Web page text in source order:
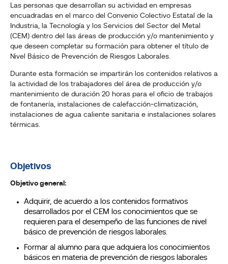
Las personas que desarrollan su actividad en empresas
encuadradas en el marco del Convenio Colectivo Estatal de la
Industria, la Tecnología y los Servicios del Sector del Metal
(CEM) dentro del las áreas de producción y/o mantenimiento y
que deseen completar su formación para obtener el título de
Nivel Básico de Prevención de Riesgos Laborales.
Durante esta formación se impartirán los contenidos relativos a
la actividad de los trabajadores del área de producción y/o
mantenimiento de duración 20 horas para el oficio de trabajos
de fontanería, instalaciones de calefacción-climatización,
instalaciones de agua caliente sanitaria e instalaciones solares
térmicas.
Objetivos
Objetivo general:
Adquirir, de acuerdo a los contenidos formativos
desarrollados por el CEM los conocimientos que se
requieren para el desempeño de las funciones de nivel
básico de prevención de riesgos laborales.
Formar al alumno para que adquiera los conocimientos
básicos en materia de prevención de riesgos laborales